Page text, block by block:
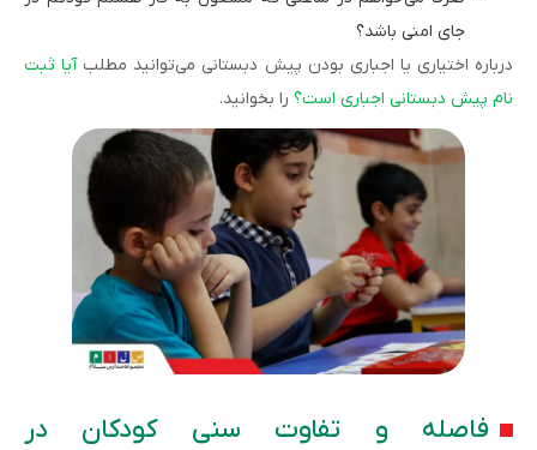
جای امنی باشد؟
درباره اختیاری یا اجباری بودن پیش دبستانی می‌توانید مطلبآیا ثبت
نام پیش دبستانی اجباری است؟ را بخوانید.
فاصله و تفاوت سنی کودکان در